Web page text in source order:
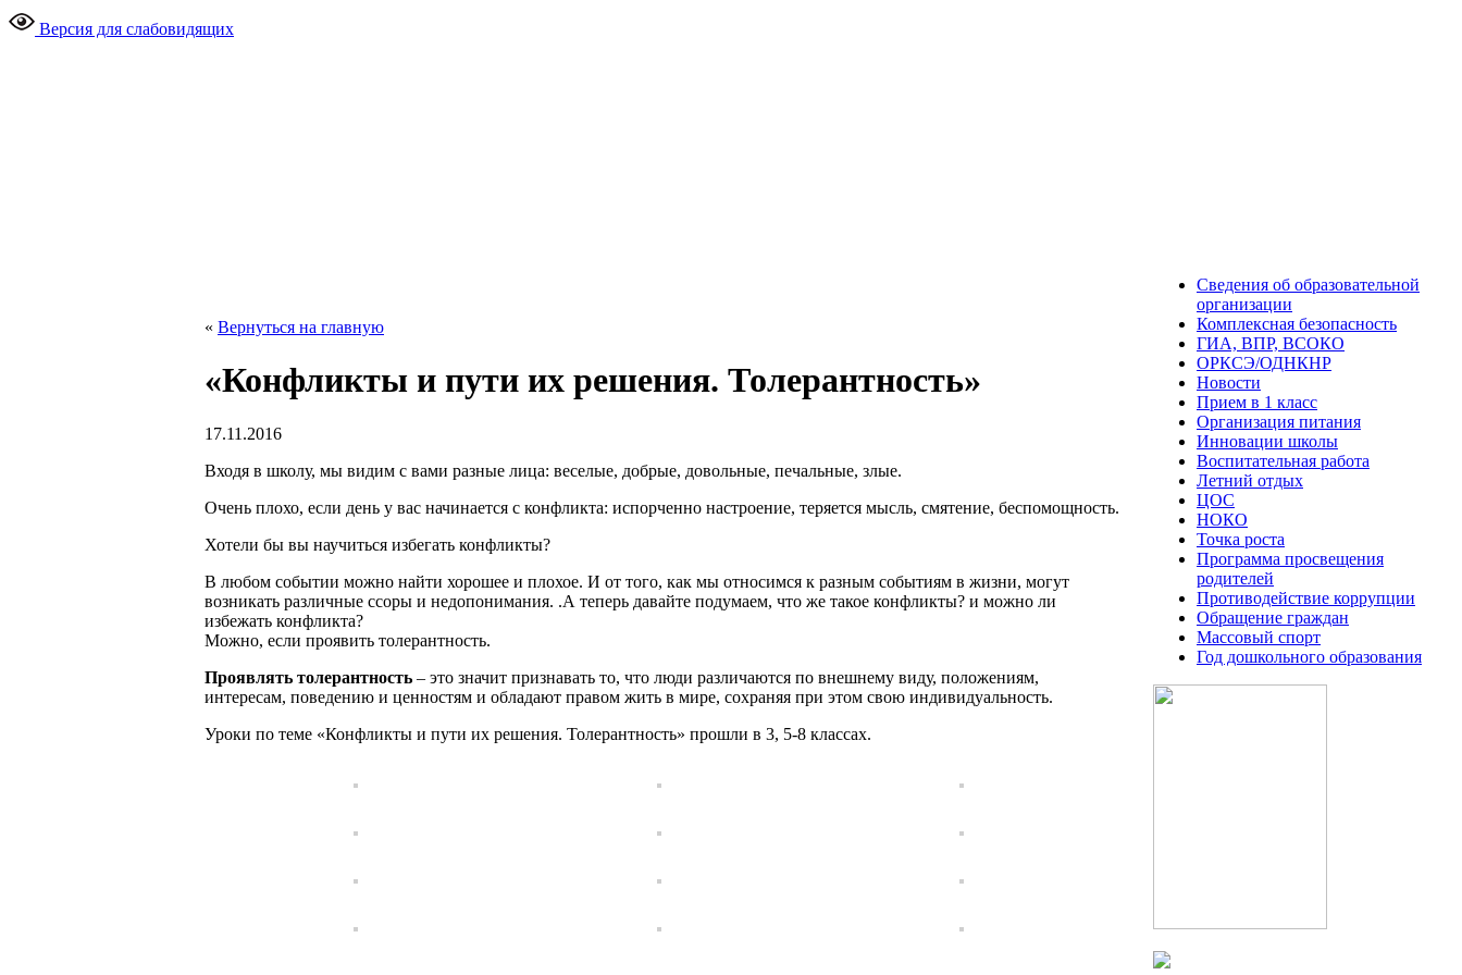
Версия для слабовидящих
« Вернуться на главную
«Конфликты и пути их решения. Толерантность»
17.11.2016
Входя в школу, мы видим с вами разные лица: веселые, добрые, довольные, печальные, злые.
Очень плохо, если день у вас начинается с конфликта: испорченно настроение, теряется мысль, смятение, беспомощность.
Хотели бы вы научиться избегать конфликты?
В любом событии можно найти хорошее и плохое. И от того, как мы относимся к разным событиям в жизни, могут
возникать различные ссоры и недопонимания. .А теперь давайте подумаем, что же такое конфликты? и можно ли
избежать конфликта?
Можно, если проявить толерантность.
Проявлять толерантность – это значит признавать то, что люди различаются по внешнему виду, положениям,
интересам, поведению и ценностям и обладают правом жить в мире, сохраняя при этом свою индивидуальность.
Уроки по теме «Конфликты и пути их решения. Толерантность» прошли в 3, 5-8 классах.
Сведения об образовательной
организации
Комплексная безопасность
ГИА, ВПР, ВСОКО
ОРКСЭ/ОДНКНР
Новости
Прием в 1 класс
Организация питания
Инновации школы
Воспитательная работа
Летний отдых
ЦОС
НОКО
Точка роста
Программа просвещения
родителей
Противодействие коррупции
Обращение граждан
Массовый спорт
Год дошкольного образования